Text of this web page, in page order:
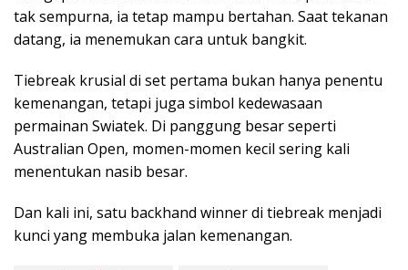
tak sempurna, ia tetap mampu bertahan. Saat tekanan
datang, ia menemukan cara untuk bangkit.
Tiebreak krusial di set pertama bukan hanya penentu
kemenangan, tetapi juga simbol kedewasaan
permainan Swiatek. Di panggung besar seperti
Australian Open, momen-momen kecil sering kali
menentukan nasib besar.
Dan kali ini, satu backhand winner di tiebreak menjadi
kunci yang membuka jalan kemenangan.